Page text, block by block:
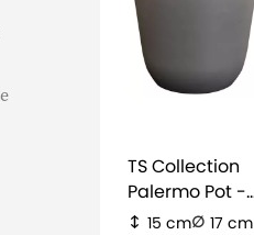
TS Collection
Palermo Pot -
mat grijs
15 cm 17 cm